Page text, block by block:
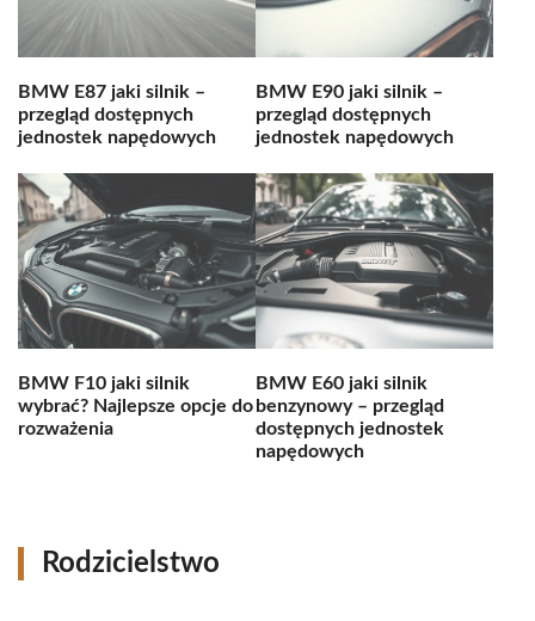
BMW E87 jaki silnik –
przegląd dostępnych
jednostek napędowych
BMW E90 jaki silnik –
przegląd dostępnych
jednostek napędowych
BMW F10 jaki silnik
wybrać? Najlepsze opcje do
rozważenia
BMW E60 jaki silnik
benzynowy – przegląd
dostępnych jednostek
napędowych
Rodzicielstwo